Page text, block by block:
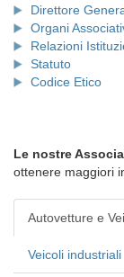
Direttore
Organi
Relazioni
Statuto
Codice Etico
Le nostre
ottenere maggiori
Autovetture e
Veicoli industriali